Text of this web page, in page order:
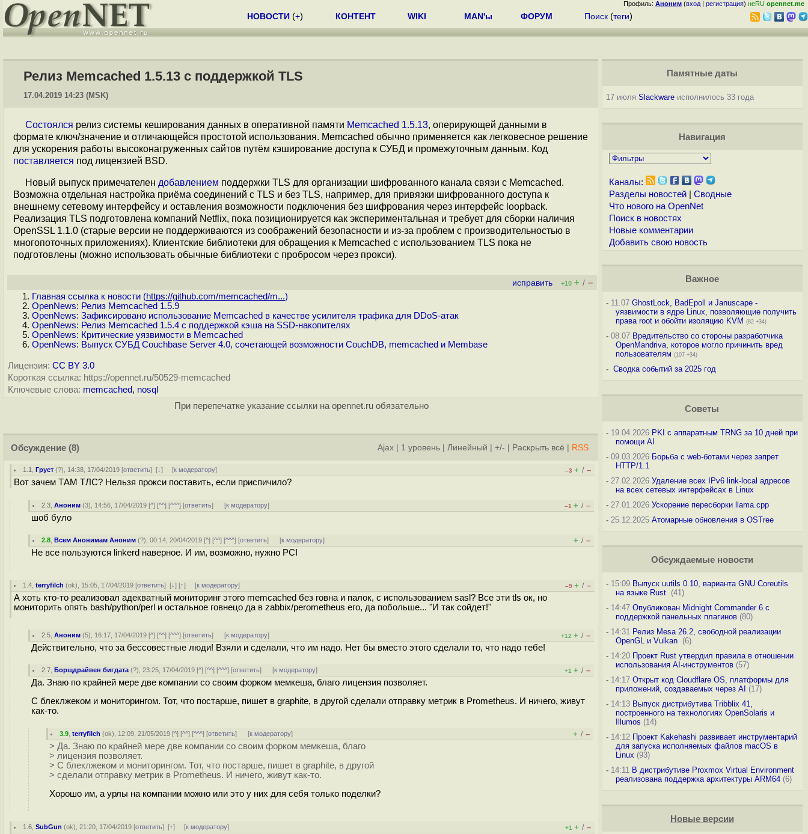
Профиль: Аноним (вход | регистрация) неRU opennet.me
НОВОСТИ (+) КОНТЕНТ WIKI MAN'ы ФОРУМ Поиск (теги)
Релиз Memcached 1.5.13 с поддержкой TLS
17.04.2019 14:23 (MSK)
Состоялся релиз системы кеширования данных в оперативной памяти Memcached 1.5.13, оперирующей данными в
формате ключ/значение и отличающейся простотой использования. Memcached обычно применяется как легковесное решение
для ускорения работы высоконагруженных сайтов путём кэширование доступа к СУБД и промежуточным данным. Код
поставляется под лицензией BSD.
Новый выпуск примечателен добавлением поддержки TLS для организации шифрованного канала связи с Memcached.
Возможна отдельная настройка приёма соединений с TLS и без TLS, например, для привязки шифрованного доступа к
внешнему сетевому интерфейсу и оставления возможности подключения без шифрования через интерфейс loopback.
Реализация TLS подготовлена компаний Netflix, пока позиционируется как экспериментальная и требует для сборки наличия
OpenSSL 1.1.0 (старые версии не поддерживаются из соображений безопасности и из-за проблем с производительностью в
многопоточных приложениях). Клиентские библиотеки для обращения к Memcached с использованием TLS пока не
подготовлены (можно использовать обычные библиотеки с пробросом через прокси).
исправить +10 + / –
Главная ссылка к новости (https://github.com/memcached/m...)
OpenNews: Релиз Memcached 1.5.9
OpenNews: Зафиксировано использование Memcached в качестве усилителя трафика для DDoS-атак
OpenNews: Релиз Memcached 1.5.4 с поддержкой кэша на SSD-накопителях
OpenNews: Критические уязвимости в Memcached
OpenNews: Выпуск СУБД Couchbase Server 4.0, сочетающей возможности CouchDB, memcached и Membase
Лицензия: CC BY 3.0
Короткая ссылка: https://opennet.ru/50529-memcached
Ключевые слова: memcached, nosql
При перепечатке указание ссылки на opennet.ru обязательно
Обсуждение (8) Ajax 1 уровень Линейный +/- Раскрыть всё RSS
1.1 ,Груст (?), 14:38, 17/04/2019 [ответить][↓] [к модератору] –3 + / –
Вот зачем ТАМ ТЛС? Нельзя прокси поставить, если приспичило?
2.3 ,Аноним (3), 14:56, 17/04/2019 [^] [^^] [^^^] [ответить] [к модератору] –1 + / –
шоб було
2.8 ,Всем Анонимам Аноним (?), 00:14, 20/04/2019 [^] [^^] [^^^] [ответить] [к модератору] + / –
Не все пользуются linkerd наверное. И им, возможно, нужно PCI
1.4 ,terryfilch (ok), 15:05, 17/04/2019 [ответить][↓] [↑] [к модератору] –9 + / –
А хоть кто-то реализовал адекватный мониторинг этого memcached без говна и палок, с использованием sasl? Все эти tls ок, но
мониторить опять bash/python/perl и остальное говнецо да в zabbix/perometheus его, да побольше... "И так сойдет!"
2.5 ,Аноним (5), 16:17, 17/04/2019 [^] [^^] [^^^] [ответить] [к модератору] +12 + / –
Действительно, что за бессовестные люди! Взяли и сделали, что им надо. Нет бы вместо этого сделали то, что надо тебе!
2.7 ,Борщдрайвен бигдата (?), 23:25, 17/04/2019 [^] [^^] [^^^] [ответить] [к модератору] +1 + / –
Да. Знаю по крайней мере две компании со своим форком мемкеша, благо лицензия позволяет.
С блеклжеком и мониторингом. Тот, что постарше, пишет в graphite, в другой сделали отправку метрик в Prometheus. И ничего, живут
как-то.
3.9 ,terryfilch (ok), 12:09, 21/05/2019 [^] [^^] [^^^] [ответить] [к модератору] + / –
> Да. Знаю по крайней мере две компании со своим форком мемкеша, благо
> лицензия позволяет.
> С блеклжеком и мониторингом. Тот, что постарше, пишет в graphite, в другой
> сделали отправку метрик в Prometheus. И ничего, живут как-то.
Хорошо им, а урлы на компании можно или это у них для себя только поделки?
1.6 ,SubGun (ok), 21:20, 17/04/2019 [ответить][↑] [к модератору] +1 + / –
Памятные даты
17 июля Slackwareисполнилось 33 года
Навигация
Каналы:
Разделы новостей| Сводные
Что нового на OpenNet
Поиск в новостях
Новые комментарии
Добавить свою новость
Важное
-11.07 GhostLock, BadEpoll и Januscape -
уязвимости в ядре Linux, позволяющие получить
права root и обойти изоляцию KVM (82 +34)
-08.07 Вредительство со стороны разработчика
OpenMandriva, которое могло причинить вред
пользователям (107 +34)
- Сводка событий за 2025 год
Советы
-19.04.2026 PKI с аппаратным TRNG за 10 дней при
помощи AI
-09.03.2026 Борьба с web-ботами через запрет
HTTP/1.1
-27.02.2026 Удаление всех IPv6 link-local адресов
на всех сетевых интерфейсах в Linux
-27.01.2026 Ускорение пересборки llama.cpp
-25.12.2025 Атомарные обновления в OSTree
Обсуждаемые новости
-15:09 Выпуск uutils 0.10, варианта GNU Coreutils
на языке Rust (41)
-14:47 Опубликован Midnight Commander 6 c
поддержкой панельных плагинов(80)
-14:31 Релиз Mesa 26.2, свободной реализации
OpenGL и Vulkan (6)
-14:20 Проект Rust утвердил правила в отношении
использования AI-инструментов(57)
-14:17 Открыт код Cloudflare OS, платформы для
приложений, создаваемых через AI (17)
-14:13 Выпуск дистрибутива Tribblix 41,
построенного на технологиях OpenSolaris и
Illumos (14)
-14:12 Проект Kakehashi развивает инструментарий
для запуска исполняемых файлов macOS в
Linux (93)
-14:11 В дистрибутиве Proxmox Virtual Environment
реализована поддержка архитектуры ARM64(6)
Новые версии